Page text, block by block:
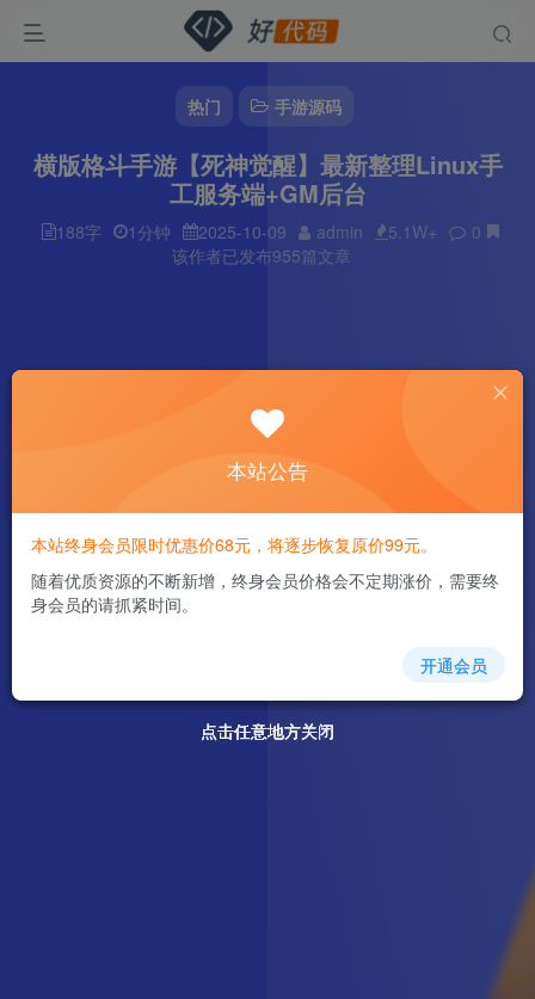
热门 手游源码
横版格斗手游【死神觉醒】最新整理Linux手
工服务端+GM后台
188字 1分钟 2025-10-09 admin 5.1W+
0
该作者已发布955篇文章
点击任意地方关闭
点击任意地方关闭
点击任意地方关闭
点击任意地方关闭
本站公告
本站终身会员限时优惠价68元，将逐步恢复原价99元。
随着优质资源的不断新增，终身会员价格会不定期涨价，需要终
身会员的请抓紧时间。
开通会员